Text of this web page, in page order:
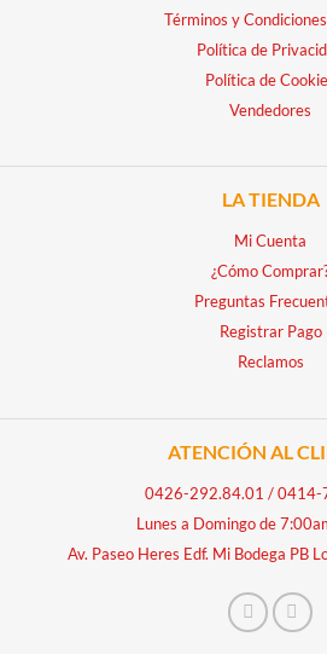
Términos y
Política de
Política de
Vendedores
LA TIENDA
Mi Cuenta
¿Cómo
Preguntas
Registrar Pago
Reclamos
ATENCIÓN AL
0426-292.84.01 /0414-
Lunes a Domingo de
Av. Paseo Heres Edf. Mi Bodega PB